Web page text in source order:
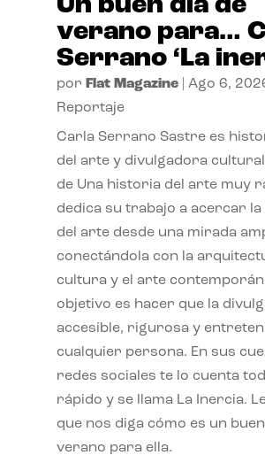
verano para…
Serrano ‘La
por Flat Magazine| Ago 6,
Reportaje
Carla Serrano Sastre es
del arte y divulgadora
de Una historia del arte muy
dedica su trabajo a acercar
del arte desde una mirada
conectándola con la
cultura y el arte
objetivo es hacer que la
accesible, rigurosa y
cualquier persona. En sus
redes sociales te lo cuenta
rápido y se llama La Inercia.
que nos diga cómo es un
verano para ella.